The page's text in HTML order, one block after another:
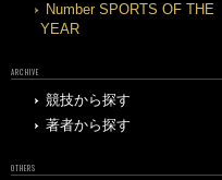
Number SPORTS OF THE
YEAR
ARCHIVE
競技から探す
著者から探す
OTHERS